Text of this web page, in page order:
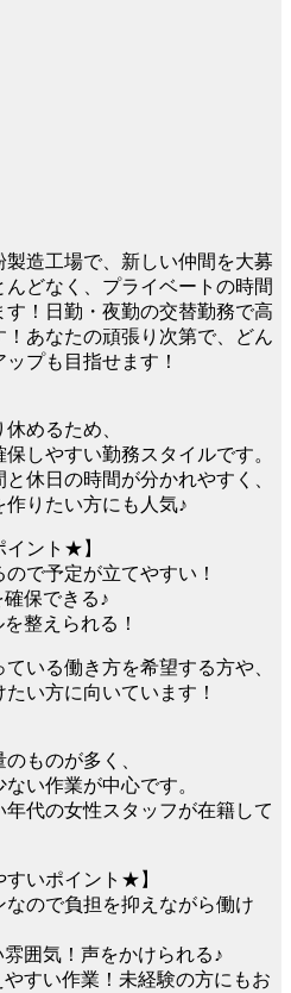
製造工場で、新しい仲間を大募
んどなく、プライベートの時間
す！日勤・夜勤の交替勤務で高
！あなたの頑張り次第で、どん
プも目指せます！
めるため、
しやすい勤務スタイルです。
休日の時間が分かれやすく、
作りたい方にも人気♪
イント★】
で予定が立てやすい！
保できる♪
整えられる！
いる働き方を希望する方や、
い方に向いています！
ものが多く、
い作業が中心です。
年代の女性スタッフが在籍して
すいポイント★】
ので負担を抑えながら働け
囲気！声をかけられる♪
すい作業！未経験の方にもお